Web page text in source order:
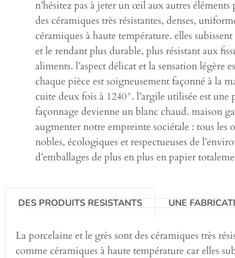
n’hésitez pas à jeter un œil aux autres
des céramiques très résistantes, denses,
céramiques à haute température. elles
et le rendant plus durable, plus résistant aux
aliments. l’aspect délicat et la sensation légère
chaque pièce est soigneusement façonné à la
cuite deux fois à 1240°. l’argile utilisée est
façonnage devienne un blanc chaud. maison
augmenter notre empreinte sociétale : tous les
nobles, écologiques et respectueuses de
d’emballages de plus en plus en papier
DES PRODUITS RESISTANTS UNE
La porcelaine et le grès sont des céramiques très
comme céramiques à haute température car elles